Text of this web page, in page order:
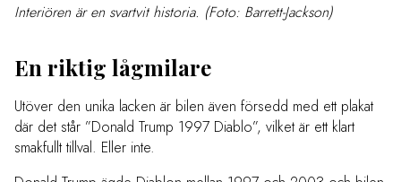
Interiören är en svartvit historia. (Foto: Barrett-Jackson)
En riktig lågmilare
Utöver den unika lacken är bilen även försedd med ett plakat
där det står ”Donald Trump 1997 Diablo”, vilket är ett klart
smakfullt tillval. Eller inte.